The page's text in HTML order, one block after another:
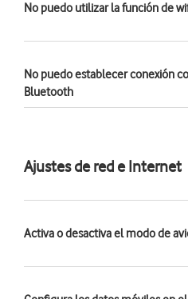
No puedo utilizar la función de
No puedo establecer conexión
Bluetooth
Ajustes de red e Internet
Activa o desactiva el modo de